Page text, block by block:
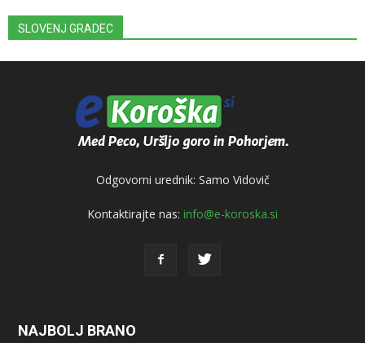
SLOVENJ GRADEC
Odgovorni urednik: Samo Vidovič
Kontaktirajte nas: info@e-koroska.si
NAJBOLJ BRANO